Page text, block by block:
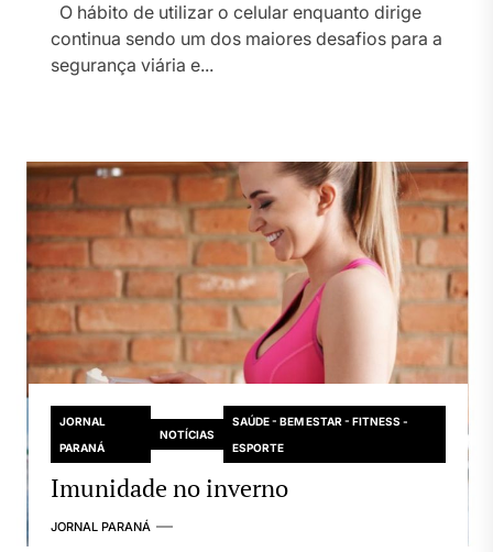
O hábito de utilizar o celular enquanto dirige
continua sendo um dos maiores desafios para a
segurança viária e...
JORNAL
PARANÁ
NOTÍCIAS
SAÚDE - BEM ESTAR - FITNESS -
ESPORTE
Imunidade no inverno
JORNAL PARANÁ